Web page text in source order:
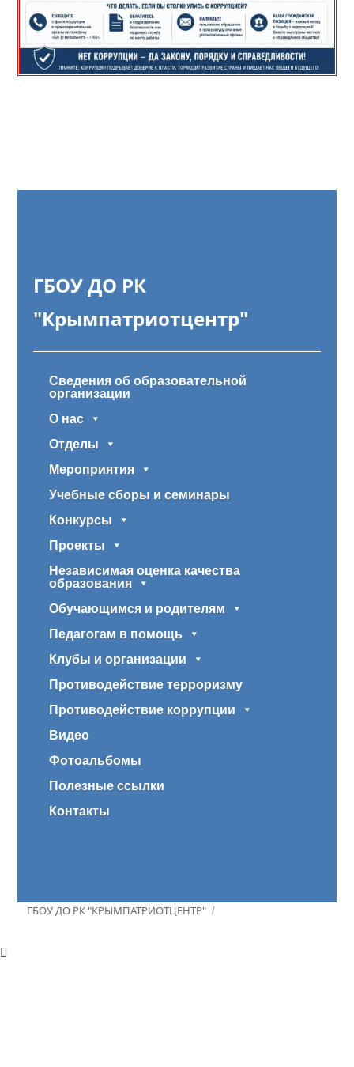
ГБОУ ДО РК
"Крымпатриотцентр"
Сведения об образовательной
организации
О нас
Отделы
Мероприятия
Учебные сборы и семинары
Конкурсы
Проекты
Независимая оценка качества
образования
Обучающимся и родителям
Педагогам в помощь
Клубы и организации
Противодействие терроризму
Противодействие коррупции
Видео
Фотоальбомы
Полезные ссылки
Контакты
ГБОУ ДО РК "КРЫМПАТРИОТЦЕНТР"